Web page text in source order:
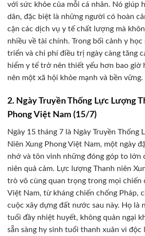
với sức khỏe của mỗi cá nhân. Nó giúp
dân, đặc biệt là những người có hoàn
cận các dịch vụ y tế chất lượng mà
nhiều về tài chính. Trong bối cảnh y học
triển và chi phí điều trị ngày càng tăng
hiểm y tế trở nên thiết yếu hơn bao giờ
nên một xã hội khỏe mạnh và bền vững.
2. Ngày Truyền Thống Lực Lượng
Phong Việt Nam (15/7)
Ngày 15 tháng 7 là Ngày Truyền Thống
Niên Xung Phong Việt Nam, một ngày
nhớ và tôn vinh những đóng góp to lớn
niên quả cảm. Lực lượng Thanh niên
trò vô cùng quan trọng trong mọi chiến
Việt Nam, từ kháng chiến chống Pháp,
cuộc xây dựng đất nước sau này. Họ là
tuổi đầy nhiệt huyết, không quản ngại
sẵn sàng hy sinh tuổi thanh xuân vì độc